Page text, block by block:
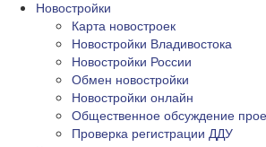
Новостройки
Карта новостроек
Новостройки Владивостока
Новостройки России
Обмен новостройки
Новостройки онлайн
Общественное обсуждение
Проверка регистрации ДДУ